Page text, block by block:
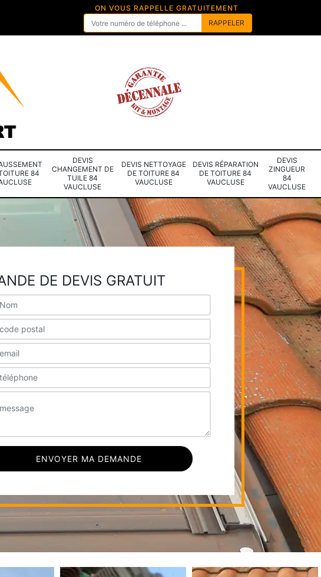
ON VOUS RAPPELLE GRATUITEMENT
84
DEVIS
CHANGEMENT DE
TUILE 84
VAUCLUSE
DEVIS NETTOYAGE
DE TOITURE 84
VAUCLUSE
DEVIS RÉPARATION
DE TOITURE 84
VAUCLUSE
DEVIS
ZINGUEUR
84
VAUCLUSE
DE DEVIS GRATUIT